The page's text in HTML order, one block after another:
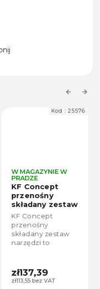
Previous
KF Concept
przenośny
składany zestaw
narzędzi do
akcesoriów
foto i wideo
KF31.099
W MAGAZYNIE W
PRADZE
zł113,55 bez VAT
zł137,39
KF Concept
przenośny
składany zestaw
narzędzi to
wielofunkcyjne 10
w 1 przeznaczone
Kod : 25576
Next